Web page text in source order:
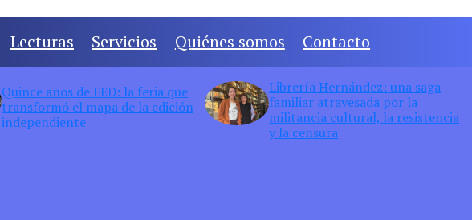
Lecturas Servicios Quiénes somos Contacto
Quince años de FED: la feria que
transformó el mapa de la edición
independiente
Librería Hernández: una saga
familiar atravesada por la
militancia cultural, la resistencia
y la censura